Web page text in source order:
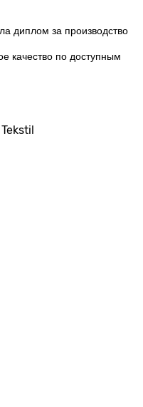
диплом за производство
качество по доступным